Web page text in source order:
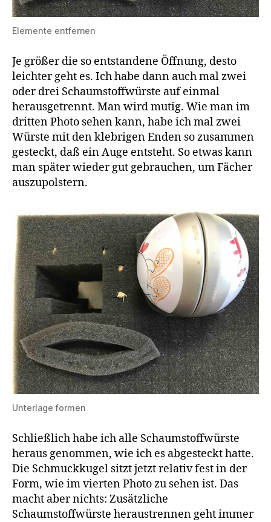
Elemente entfernen
Je größer die so entstandene Öffnung, desto
leichter geht es. Ich habe dann auch mal zwei
oder drei Schaumstoffwürste auf einmal
herausgetrennt. Man wird mutig. Wie man im
dritten Photo sehen kann, habe ich mal zwei
Würste mit den klebrigen Enden so zusammen
gesteckt, daß ein Auge entsteht. So etwas kann
man später wieder gut gebrauchen, um Fächer
auszupolstern.
Unterlage formen
Schließlich habe ich alle Schaumstoffwürste
heraus genommen, wie ich es abgesteckt hatte.
Die Schmuckkugel sitzt jetzt relativ fest in der
Form, wie im vierten Photo zu sehen ist. Das
macht aber nichts: Zusätzliche
Schaumstoffwürste heraustrennen geht immer